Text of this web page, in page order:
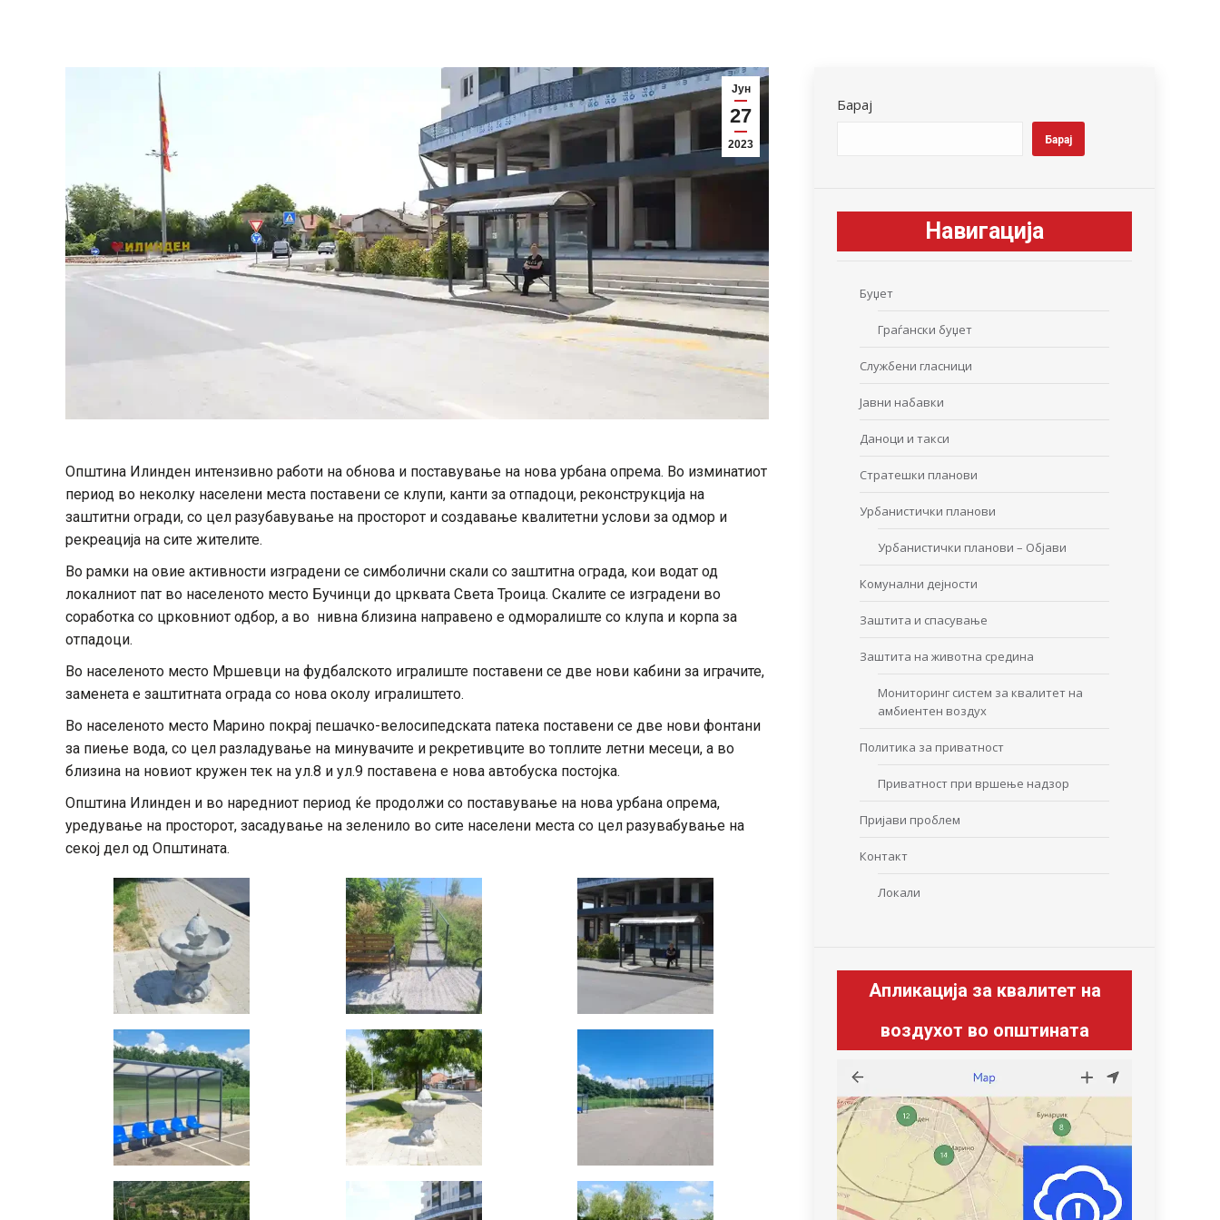
Јун
27
2023
Општина Илинден интензивно работи на обнова и поставување на нова урбана опрема. Во изминатиот
период во неколку населени места поставени се клупи, канти за отпадоци, реконструкција на
заштитни огради, со цел разубавување на просторот и создавање квалитетни услови за одмор и
рекреација на сите жителите.
Во рамки на овие активности изградени се симболични скали со заштитна ограда, кои водат од
локалниот пат во населеното место Бучинци до црквата Света Троица. Скалите се изградени во
соработка со црковниот одбор, а во нивна близина направено е одморалиште со клупа и корпа за
отпадоци.
Во населеното место Мршевци на фудбалското игралиште поставени се две нови кабини за играчите,
заменета е заштитната ограда со нова околу игралиштето.
Во населеното место Марино покрај пешачко-велосипедската патека поставени се две нови фонтани
за пиење вода, со цел разладување на минувачите и рекретивците во топлите летни месеци, а во
близина на новиот кружен тек на ул.8 и ул.9 поставена е нова автобуска постојка.
Општина Илинден и во наредниот период ќе продолжи со поставување на нова урбана опрема,
уредување на просторот, засадување на зеленило во сите населени места со цел разувабување на
секој дел од Општината.
Барај
Барај
Навигација
Буџет
Граѓански буџет
Службени гласници
Јавни набавки
Даноци и такси
Стратешки планови
Урбанистички планови
Урбанистички планови – Објави
Комунални дејности
Заштита и спасување
Заштита на животна средина
Мониторинг систем за квалитет на
амбиентен воздух
Политика за приватност
Приватност при вршење надзор
Пријави проблем
Контакт
Локали
Апликација за квалитет на
воздухот во општината